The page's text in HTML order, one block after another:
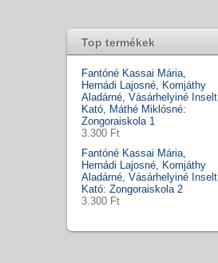
Top termékek
Fantóné Kassai Mária,
Hernádi Lajosné, Komjáthy
Aladárné, Vásárhelyiné Inselt
Kató, Máthé Miklósné:
Zongoraiskola 1
3.300 Ft
Fantóné Kassai Mária,
Hernádi Lajosné, Komjáthy
Aladárné, Vásárhelyiné Inselt
Kató: Zongoraiskola 2
3.300 Ft